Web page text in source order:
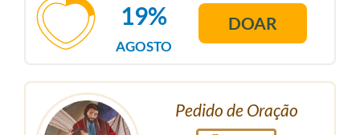
AGOSTO
19% DOAR
Pedido de Oração